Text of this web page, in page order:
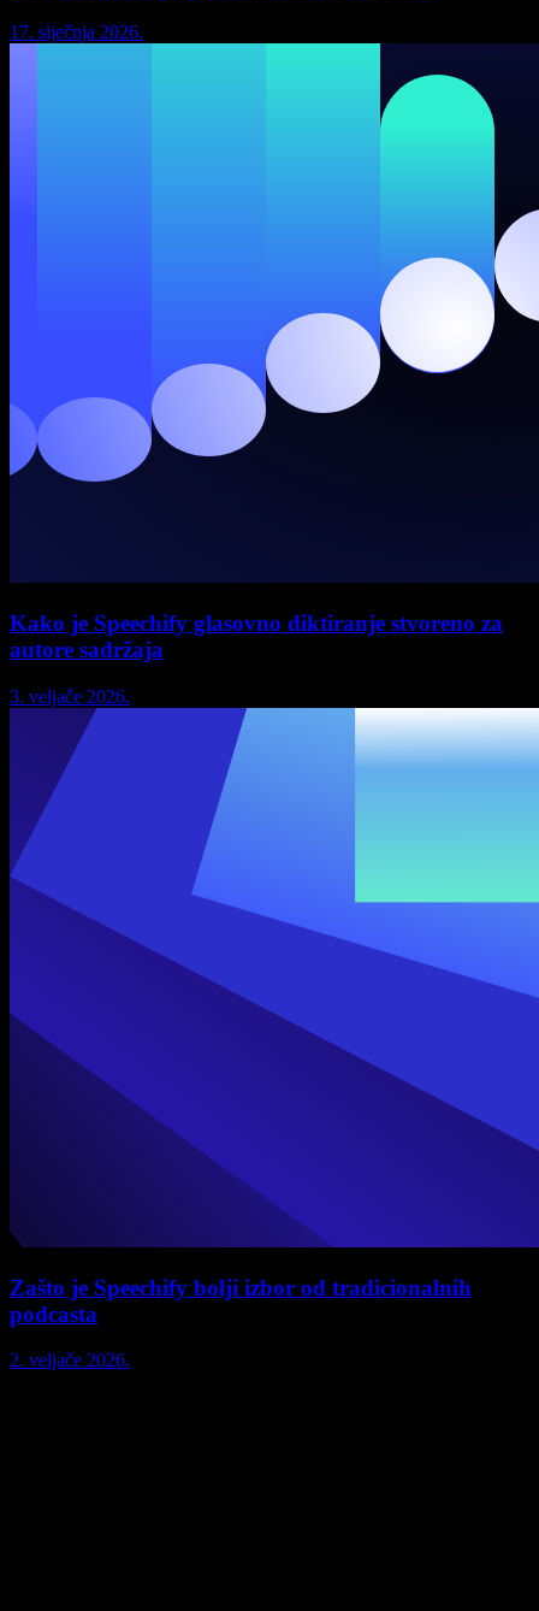
17. siječnja 2026.
Kako je Speechify glasovno diktiranje stvoreno za
autore sadržaja
3. veljače 2026.
Zašto je Speechify bolji izbor od tradicionalnih
podcasta
2. veljače 2026.